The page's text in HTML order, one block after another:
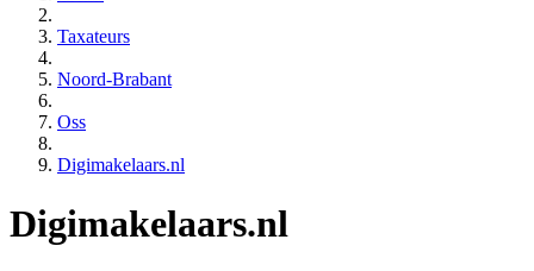
Taxateurs
Noord-Brabant
Oss
Digimakelaars.nl
Digimakelaars.nl